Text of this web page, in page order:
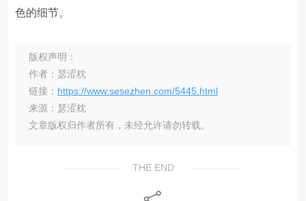
色的细节。
版权声明：
作者：瑟涩枕
链接： https://www.sesezhen.com/5445.html
来源：瑟涩枕
文章版权归作者所有，未经允许请勿转载。
THE END